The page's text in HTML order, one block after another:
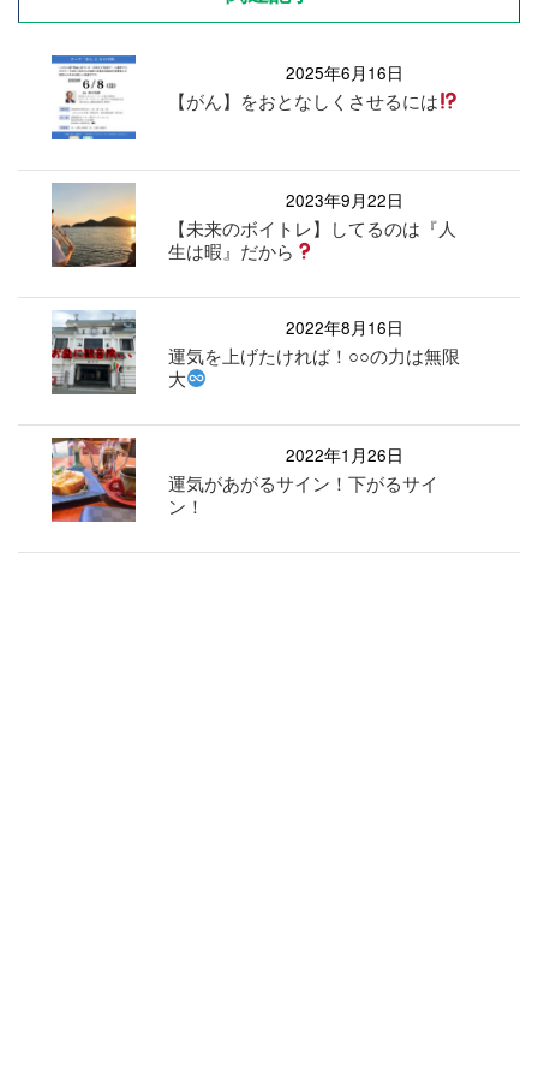
2025年6月16日
【がん】をおとなしくさせるには
2023年9月22日
【未来のボイトレ】してるのは『人
生は暇』だから
2022年8月16日
運気を上げたければ！○○の力は無限
大
2022年1月26日
運気があがるサイン！下がるサイ
ン！